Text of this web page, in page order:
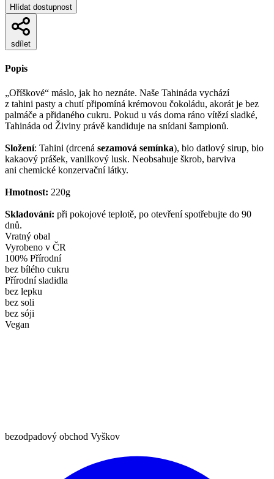
Hlídat dostupnost
sdílet
Popis
„Oříškové“ máslo, jak ho neznáte. Naše Tahináda vychází
z tahini pasty a chutí připomíná krémovou čokoládu, akorát je bez
palmáče a přidaného cukru. Pokud u vás doma ráno vítězí sladké,
Tahináda od Živiny právě kandiduje na snídani šampionů.
Složení: Tahini (drcená sezamová semínka), bio datlový sirup, bio
kakaový prášek, vanilkový lusk. Neobsahuje škrob, barviva
ani chemické konzervační látky.
Hmotnost: 220g
Skladování: při pokojové teplotě, po otevření spotřebujte do 90
dnů.
Vratný obal
Vyrobeno v ČR
100% Přírodní
bez bílého cukru
Přírodní sladidla
bez lepku
bez soli
bez sóji
Vegan
bezodpadový obchod Vyškov